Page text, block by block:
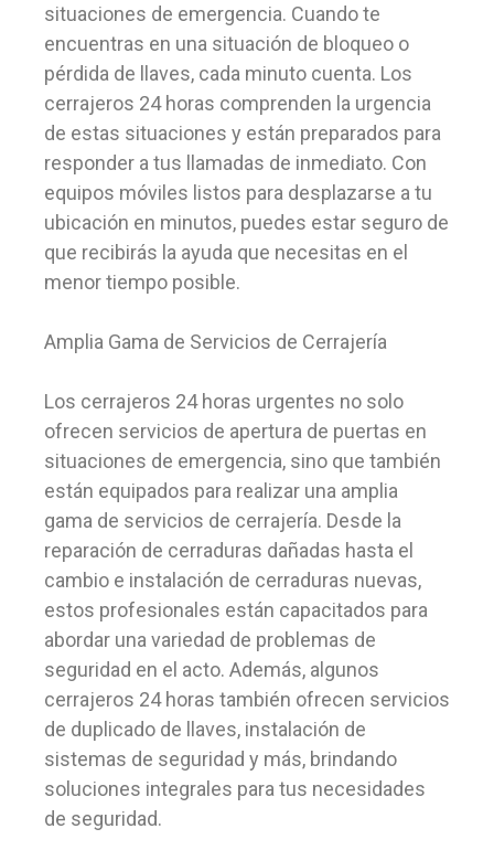
situaciones de emergencia. Cuando te
encuentras en una situación de bloqueo o
pérdida de llaves, cada minuto cuenta. Los
cerrajeros 24 horas comprenden la urgencia
de estas situaciones y están preparados para
responder a tus llamadas de inmediato. Con
equipos móviles listos para desplazarse a tu
ubicación en minutos, puedes estar seguro de
que recibirás la ayuda que necesitas en el
menor tiempo posible.
Amplia Gama de Servicios de Cerrajería
Los cerrajeros 24 horas urgentes no solo
ofrecen servicios de apertura de puertas en
situaciones de emergencia, sino que también
están equipados para realizar una amplia
gama de servicios de cerrajería. Desde la
reparación de cerraduras dañadas hasta el
cambio e instalación de cerraduras nuevas,
estos profesionales están capacitados para
abordar una variedad de problemas de
seguridad en el acto. Además, algunos
cerrajeros 24 horas también ofrecen servicios
de duplicado de llaves, instalación de
sistemas de seguridad y más, brindando
soluciones integrales para tus necesidades
de seguridad.